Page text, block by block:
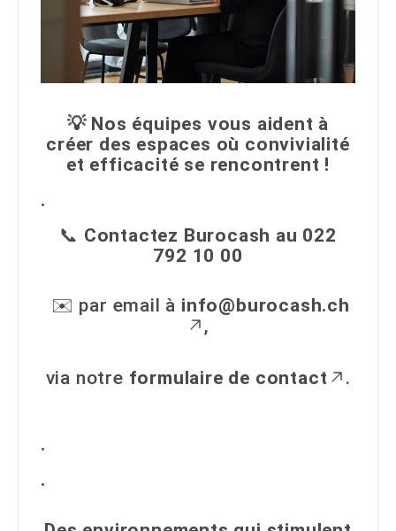
💡 Nos équipes vous aident à
créer des espaces où convivialité
et efficacité se rencontrent !
.
📞 Contactez Burocash au 022
792 10 00
✉️ par email à info@burocash.ch
,
via notre formulaire de contact .
.
.